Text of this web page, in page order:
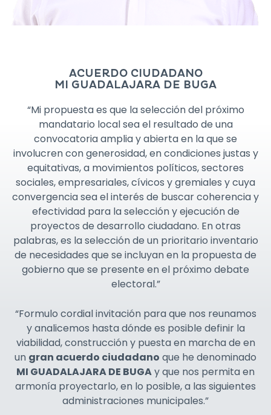
ACUERDO CIUDADANO
MI GUADALAJARA DE BUGA
“Mi propuesta es que la selección del próximo
mandatario local sea el resultado de una
convocatoria amplia y abierta en la que se
involucren con generosidad, en condiciones justas y
equitativas, a movimientos políticos, sectores
sociales, empresariales, cívicos y gremiales y cuya
convergencia sea el interés de buscar coherencia y
efectividad para la selección y ejecución de
proyectos de desarrollo ciudadano. En otras
palabras, es la selección de un prioritario inventario
de necesidades que se incluyan en la propuesta de
gobierno que se presente en el próximo debate
electoral.”
“Formulo cordial invitación para que nos reunamos
y analicemos hasta dónde es posible definir la
viabilidad, construcción y puesta en marcha de en
un gran acuerdo ciudadano que he denominado
MI GUADALAJARA DE BUGAy que nos permita en
armonía proyectarlo, en lo posible, a las siguientes
administraciones municipales.”